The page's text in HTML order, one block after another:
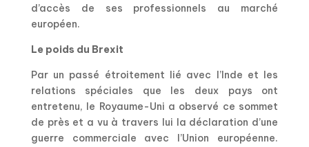
d’accès de ses professionnels au marché
européen.
Le poids du Brexit
Par un passé étroitement lié avec l’Inde et les
relations spéciales que les deux pays ont
entretenu, le Royaume-Uni a observé ce sommet
de près et a vu à travers lui la déclaration d’une
guerre commerciale avec l’Union européenne.